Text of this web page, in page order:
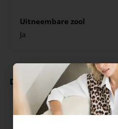
Uitneembare zool
Ja
Deze producten ga je